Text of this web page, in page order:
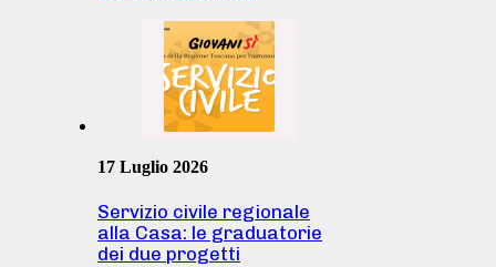
17 Luglio 2026
Servizio civile regionale
alla Casa: le graduatorie
dei due progetti